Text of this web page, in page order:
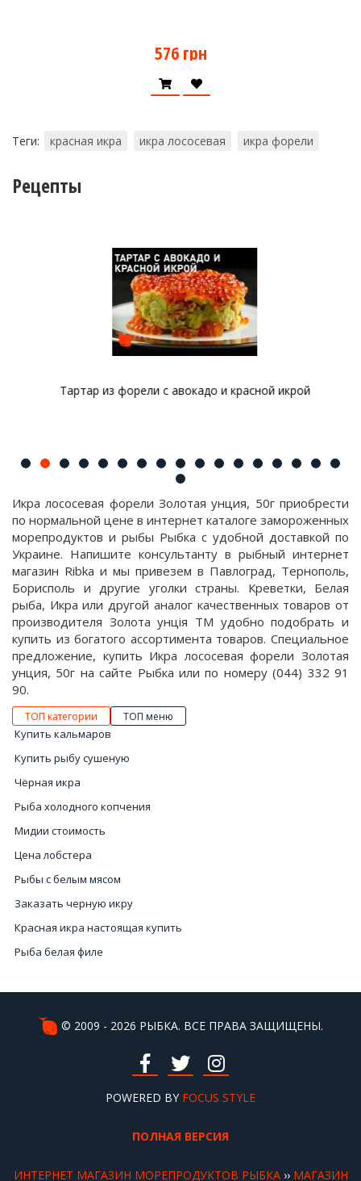
576 грн
Теги: красная икра икра лососевая икра форели
Рецепты
Тартар из форели с авокадо и красной икрой
Икра лососевая форели Золотая унция, 50г приобрести
по нормальной цене в интернет каталоге замороженных
морепродуктов и рыбы Рыбка с удобной доставкой по
Украине. Напишите консультанту в рыбный интернет
магазин Ribka и мы привезем в Павлоград, Тернополь,
Борисполь и другие уголки страны. Креветки, Белая
рыба, Икра или другой аналог качественных товаров от
производителя Золота унція ТМ удобно подобрать и
купить из богатого ассортимента товаров. Специальное
предложение, купить Икра лососевая форели Золотая
унция, 50г на сайте Рыбка или по номеру (044) 332 91
90.
ТОП категории ТОП меню
Купить кальмаров
Купить рыбу сушеную
Чëрная икра
Рыба холодного копчения
Мидии стоимость
Цена лобстера
Рыбы с белым мясом
Заказать черную икру
Красная икра настоящая купить
Рыба белая филе
Купить мясо мидии
Купить рыбу горячего копчения
Сушеная рыба купить
Заказать лобстера Киев
Купить осьминога в Украине
© 2009 - 2026 РЫБКА. ВСЕ ПРАВА ЗАЩИЩЕНЫ.
POWERED BY FOCUS STYLE
ПОЛНАЯ ВЕРСИЯ
ИНТЕРНЕТ МАГАЗИН МОРЕПРОДУКТОВ РЫБКА›› МАГАЗИН